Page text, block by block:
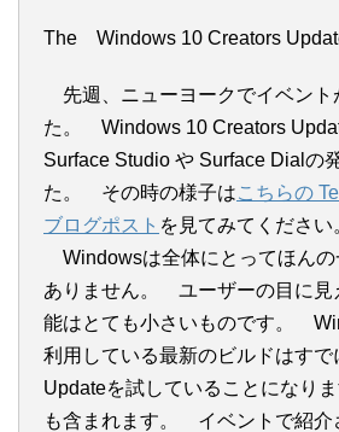
The Windows 10 Creators
先週、ニューヨークでイベント
た。 Windows 10 Creators
Surface Studio や Surface Dialの
た。 その時の様子はこちらの
ブログポスト を見てみてください
Windowsは全体にとってほんの
ありません。 ユーザーの目に見
能はとても小さいものです。
利用している最新のビルドはすで
Updateを試していることになり
も含まれます。 イベントで紹介